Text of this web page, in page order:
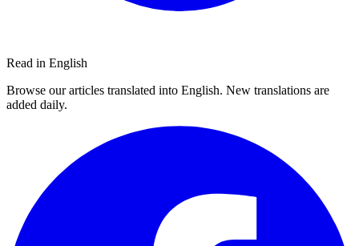
Read in English
Browse our articles translated into English. New translations are
added daily.